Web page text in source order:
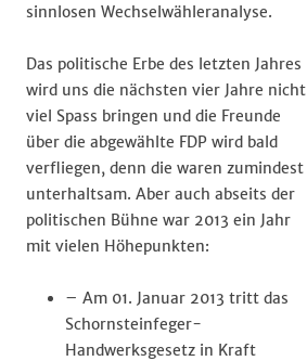
sinnlosen Wechselwähleranalyse.
Das politische Erbe des letzten Jahres
wird uns die nächsten vier Jahre nicht
viel Spass bringen und die Freunde
über die abgewählte FDP wird bald
verfliegen, denn die waren zumindest
unterhaltsam. Aber auch abseits der
politischen Bühne war 2013 ein Jahr
mit vielen Höhepunkten:
– Am 01. Januar 2013 tritt das
Schornsteinfeger-
Handwerksgesetz in Kraft